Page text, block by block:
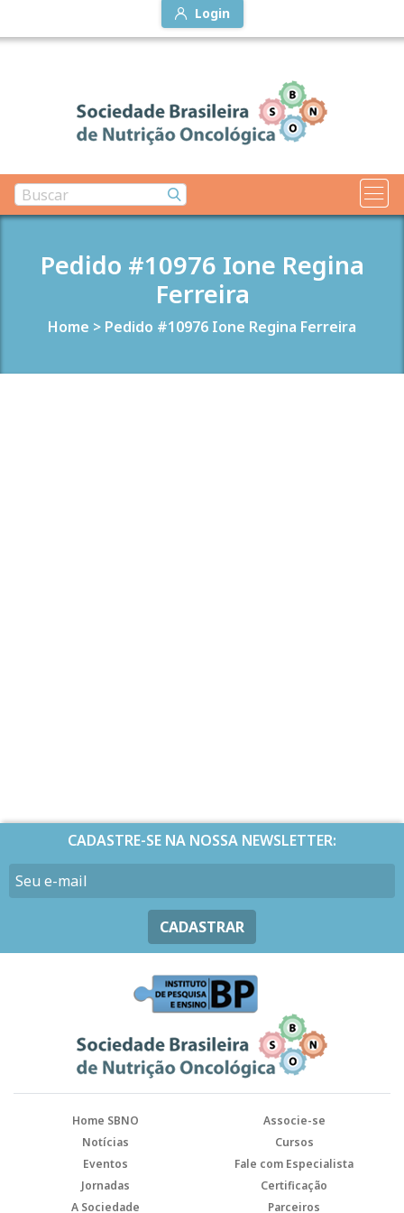
Login
Pedido #10976 Ione Regina
Ferreira
Home > Pedido #10976 Ione Regina Ferreira
CADASTRE-SE NA NOSSA NEWSLETTER:
CADASTRAR
Home SBNO
Associe-se
Notícias
Cursos
Eventos
Fale com Especialista
Jornadas
Certificação
A Sociedade
Parceiros